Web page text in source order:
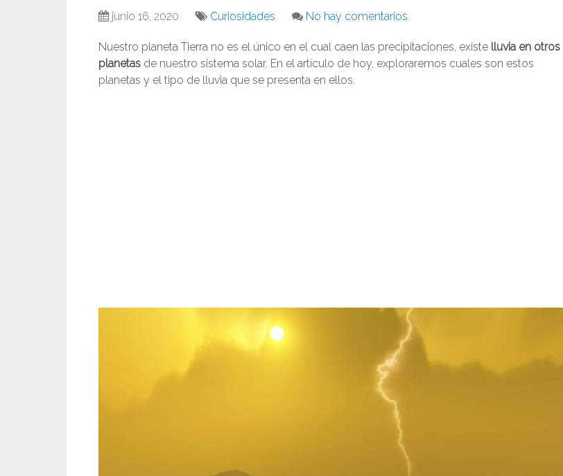
junio 16, 2020 Curiosidades No hay comentarios
Nuestro planeta Tierra no es el único en el cual caen las precipitaciones, existe lluvia en otros
planetas de nuestro sistema solar. En el artículo de hoy, exploraremos cuales son estos
planetas y el tipo de lluvia que se presenta en ellos.